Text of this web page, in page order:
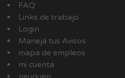
FAQ
Links de trabajo
Login
Manejá tus Avisos
mapa de empleos
mi cuenta